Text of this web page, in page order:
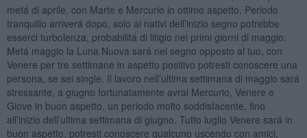
metá di aprile, con Marte e Mercurio in ottimo aspetto. Periodo
tranquillo arriverá dopo, solo ai nativi dell’inizio segno potrebbe
esserci turbolenza, probabilitá di litigio nei primi giorni di maggio.
Metá maggio la Luna Nuova sará nel segno opposto al tuo, con
Venere per tre settimane in aspetto positivo potresti conoscere una
persona, se sei single. Il lavoro nell’ultima settimana di maggio sará
stressante, a giugno fortunatamente avrai Mercurio, Venere e
Giove in buon aspetto, un periodo molto soddisfacente, fino
all’inizio dell’ultima settimana di giugno. Tutto luglio Venere sará in
buon aspetto, potresti conoscere qualcuno uscendo con amici,